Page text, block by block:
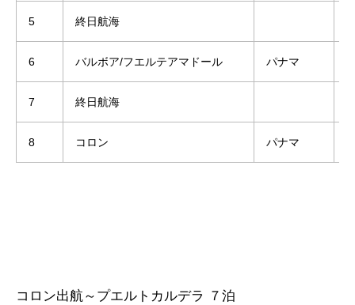
5 終日航海
6 バルボア/フエルテアマドール パナマ
7 終日航海
8 コロン パナマ
コロン出航～プエルトカルデラ ７泊